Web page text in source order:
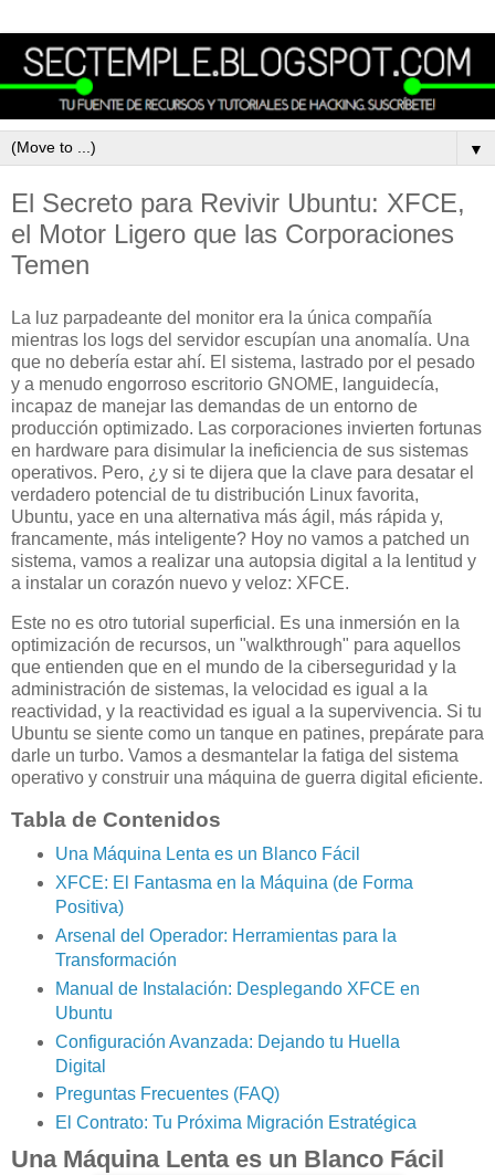
▼
El Secreto para Revivir Ubuntu: XFCE,
el Motor Ligero que las Corporaciones
Temen
La luz parpadeante del monitor era la única compañía
mientras los logs del servidor escupían una anomalía. Una
que no debería estar ahí. El sistema, lastrado por el pesado
y a menudo engorroso escritorio GNOME, languidecía,
incapaz de manejar las demandas de un entorno de
producción optimizado. Las corporaciones invierten fortunas
en hardware para disimular la ineficiencia de sus sistemas
operativos. Pero, ¿y si te dijera que la clave para desatar el
verdadero potencial de tu distribución Linux favorita,
Ubuntu, yace en una alternativa más ágil, más rápida y,
francamente, más inteligente? Hoy no vamos a patched un
sistema, vamos a realizar una autopsia digital a la lentitud y
a instalar un corazón nuevo y veloz: XFCE.
Este no es otro tutorial superficial. Es una inmersión en la
optimización de recursos, un "walkthrough" para aquellos
que entienden que en el mundo de la ciberseguridad y la
administración de sistemas, la velocidad es igual a la
reactividad, y la reactividad es igual a la supervivencia. Si tu
Ubuntu se siente como un tanque en patines, prepárate para
darle un turbo. Vamos a desmantelar la fatiga del sistema
operativo y construir una máquina de guerra digital eficiente.
Tabla de Contenidos
Una Máquina Lenta es un Blanco Fácil
XFCE: El Fantasma en la Máquina (de Forma
Positiva)
Arsenal del Operador: Herramientas para la
Transformación
Manual de Instalación: Desplegando XFCE en
Ubuntu
Configuración Avanzada: Dejando tu Huella
Digital
Preguntas Frecuentes (FAQ)
El Contrato: Tu Próxima Migración Estratégica
Una Máquina Lenta es un Blanco Fácil